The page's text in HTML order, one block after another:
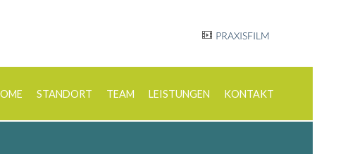
PRAXISFILM
STANDORT TEAM LEISTUNGEN KONTAKT